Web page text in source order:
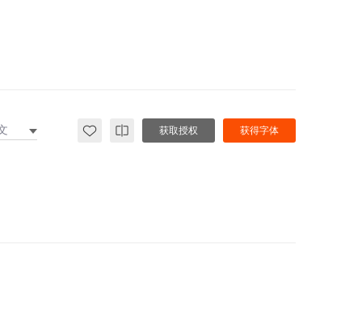
获得字体
获取授权